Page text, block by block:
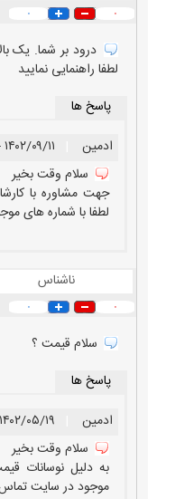
۰ ۰
لطفا راهنمایی نمایید
پاسخ ها
ادمین
۱۴۰۲/۰۹/۱۱ - ۱۱:۳۳
سلام وقت بخیر
جهت مشاوره با
لطفا با شماره های
ناشناس
۰ ۰
سلام قیمت ؟
پاسخ ها
ادمین
۱۴۰۲/۰۵/۱۹ - ۱۷:۱۱
سلام وقت بخیر
به دلیل نوسانات
موجود در سایت